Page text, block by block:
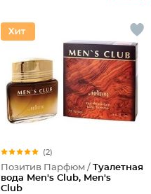
(2)
Позитив Парфюм / Туалетная
вода Men's Club, Men's
Club